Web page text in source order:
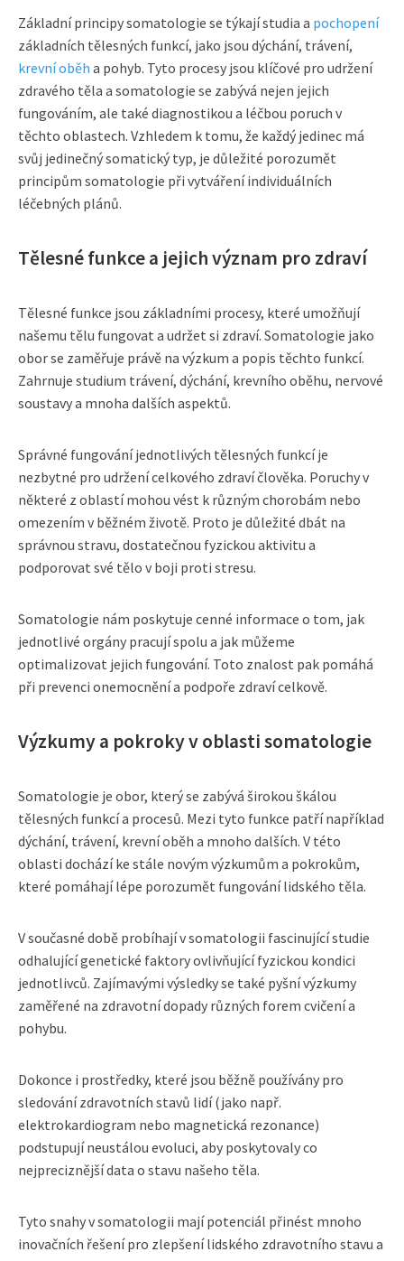
Základní principy somatologie se týkají studia a pochopení
základních tělesných funkcí, jako jsou dýchání, trávení,
krevní oběh a pohyb. Tyto procesy jsou klíčové pro udržení
zdravého těla a somatologie se zabývá nejen jejich
fungováním, ale také diagnostikou a léčbou poruch v
těchto oblastech. Vzhledem k tomu, že každý jedinec má
svůj jedinečný somatický typ, je důležité porozumět
principům somatologie při vytváření individuálních
léčebných plánů.
Tělesné funkce a jejich význam pro zdraví
Tělesné funkce jsou základními procesy, které umožňují
našemu tělu fungovat a udržet si zdraví. Somatologie jako
obor se zaměřuje právě na výzkum a popis těchto funkcí.
Zahrnuje studium trávení, dýchání, krevního oběhu, nervové
soustavy a mnoha dalších aspektů.
Správné fungování jednotlivých tělesných funkcí je
nezbytné pro udržení celkového zdraví člověka. Poruchy v
některé z oblastí mohou vést k různým chorobám nebo
omezením v běžném životě. Proto je důležité dbát na
správnou stravu, dostatečnou fyzickou aktivitu a
podporovat své tělo v boji proti stresu.
Somatologie nám poskytuje cenné informace o tom, jak
jednotlivé orgány pracují spolu a jak můžeme
optimalizovat jejich fungování. Toto znalost pak pomáhá
při prevenci onemocnění a podpoře zdraví celkově.
Výzkumy a pokroky v oblasti somatologie
Somatologie je obor, který se zabývá širokou škálou
tělesných funkcí a procesů. Mezi tyto funkce patří například
dýchání, trávení, krevní oběh a mnoho dalších. V této
oblasti dochází ke stále novým výzkumům a pokrokům,
které pomáhají lépe porozumět fungování lidského těla.
V současné době probíhají v somatologii fascinující studie
odhalující genetické faktory ovlivňující fyzickou kondici
jednotlivců. Zajímavými výsledky se také pyšní výzkumy
zaměřené na zdravotní dopady různých forem cvičení a
pohybu.
Dokonce i prostředky, které jsou běžně používány pro
sledování zdravotních stavů lidí (jako např.
elektrokardiogram nebo magnetická rezonance)
podstupují neustálou evoluci, aby poskytovaly co
nejpreciznější data o stavu našeho těla.
Tyto snahy v somatologii mají potenciál přinést mnoho
inovačních řešení pro zlepšení lidského zdravotního stavu a